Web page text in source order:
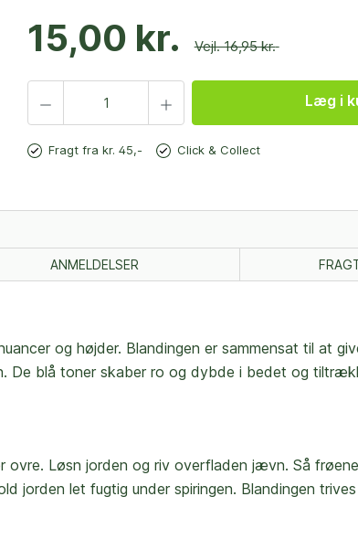
15,00 kr. Vejl. 16,95 kr.
Læg i
Fragt fra kr. 45,- Click & Collect
ANMELDELSER
og højder. Blandingen er sammensat til at
De blå toner skaber ro og dybde i bedet og
ovre. Løsn jorden og riv overfladen jævn. Så
let fugtig under spiringen. Blandingen